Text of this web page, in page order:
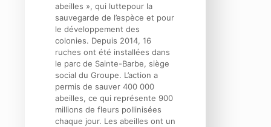
abeilles », qui luttepour la
sauvegarde de l’espèce et pour
le développement des
colonies. Depuis 2014, 16
ruches ont été installées dans
le parc de Sainte-Barbe, siège
social du Groupe. L’action a
permis de sauver 400 000
abeilles, ce qui représente 900
millions de fleurs pollinisées
chaque jour. Les abeilles ont un